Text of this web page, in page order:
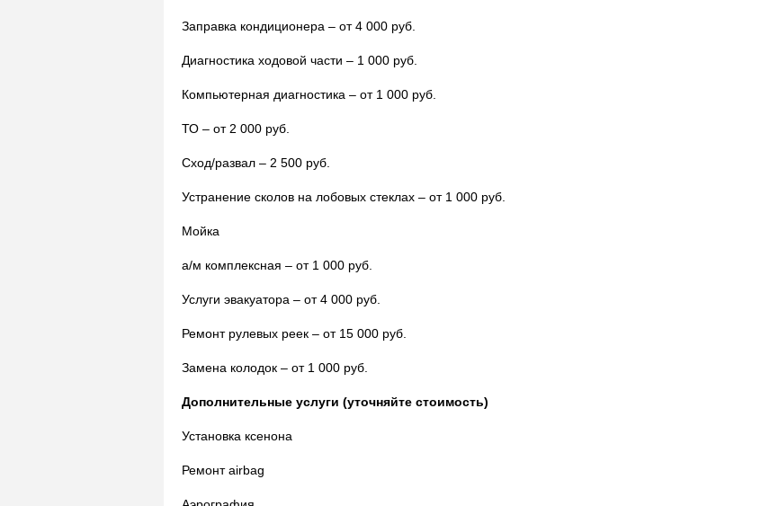
Заправка кондиционера – от 4 000 руб.
Диагностика ходовой части – 1 000 руб.
Компьютерная диагностика – от 1 000 руб.
ТО – от 2 000 руб.
Сход/развал – 2 500 руб.
Устранение сколов на лобовых стеклах – от 1 000 руб.
Мойка
а/м комплексная – от 1 000 руб.
Услуги эвакуатора – от 4 000 руб.
Ремонт рулевых реек – от 15 000 руб.
Замена колодок – от 1 000 руб.
Дополнительные услуги (уточняйте стоимость)
Установка ксенона
Ремонт airbag